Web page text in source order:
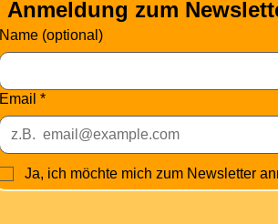
Anmeldung zum
Name (optional)
Email *
Ja, ich möchte mich zum Newsletter